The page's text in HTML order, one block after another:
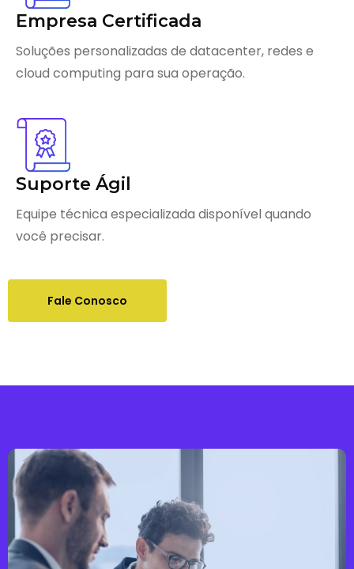
Empresa Certificada
Soluções personalizadas de datacenter, redes e
cloud computing para sua operação.
Suporte Ágil
Equipe técnica especializada disponível quando
você precisar.
Fale Conosco